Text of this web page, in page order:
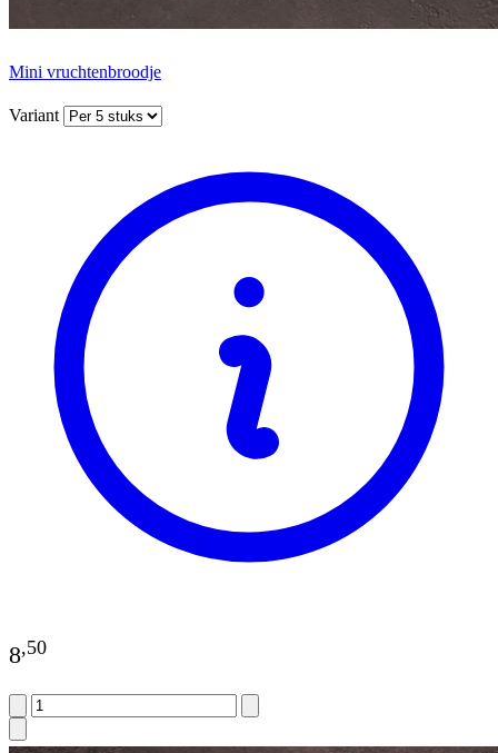
Mini vruchtenbroodje
Variant
8,50